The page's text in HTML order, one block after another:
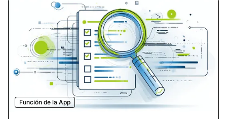
Función de la App